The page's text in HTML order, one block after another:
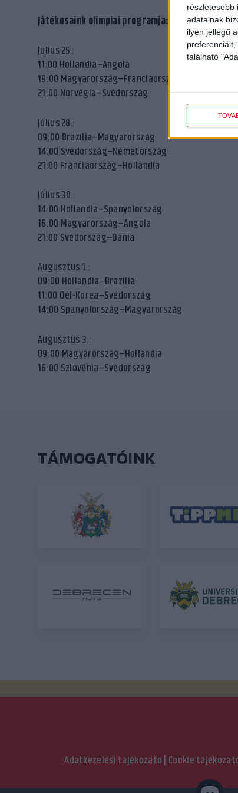
részletesebb
adatainak
ilyen jellegű
található
Játékosaink olimpiai programja:
Július 25.:
11:00 Hollandia–Angola
19:00 Magyarország–Franciaország
21:00 Norvégia–Svédország
Július 28.:
09:00 Brazília–Magyarország
14:00 Svédország–Németország
21:00 Franciaország–Hollandia
Július 30.:
14:00 Hollandia–Spanyolország
16:00 Magyarország–Angola
21:00 Svédország–Dánia
Augusztus 1.:
09:00 Hollandia–Brazília
11:00 Dél-Korea–Svédország
14:00 Spanyolország–Magyarország
Augusztus 3.:
09:00 Magyarország–Hollandia
16:00 Szlovénia–Svédország
TÁMOGATÓINK
Adatkezelési tájékozató| Cookie